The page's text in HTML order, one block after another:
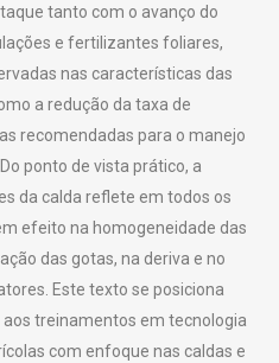
tanto com o avanço do
e fertilizantes foliares,
nas características das
a redução da taxa de
recomendadas para o manejo
ponto de vista prático, a
da calda reflete em todos os
efeito na homogeneidade das
das gotas, na deriva e no
Este texto se posiciona
treinamentos em tecnologia
com enfoque nas caldas e